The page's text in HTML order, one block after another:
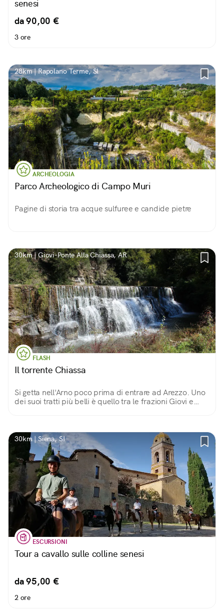
senesi
da 90,00 €
3 ore
28km | Rapolano Terme, SI
ARCHEOLOGIA
Parco Archeologico di Campo Muri
Pagine di storia tra acque sulfuree e candide pietre
30km | Giovi-Ponte Alla Chiassa, AR
FLASH
Il torrente Chiassa
Si getta nell'Arno poco prima di entrare ad Arezzo. Uno
dei suoi tratti più belli è quello tra le frazioni Giovi e
30km | Siena, SI
ESCURSIONI
Tour a cavallo sulle colline senesi
da 95,00 €
2 ore